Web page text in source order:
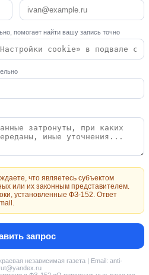
помогает найти вашу запись точно
что являетесь субъектом
или их законным представителем.
установленные ФЗ-152. Ответ
запрос
независимая газета | Email: anti-